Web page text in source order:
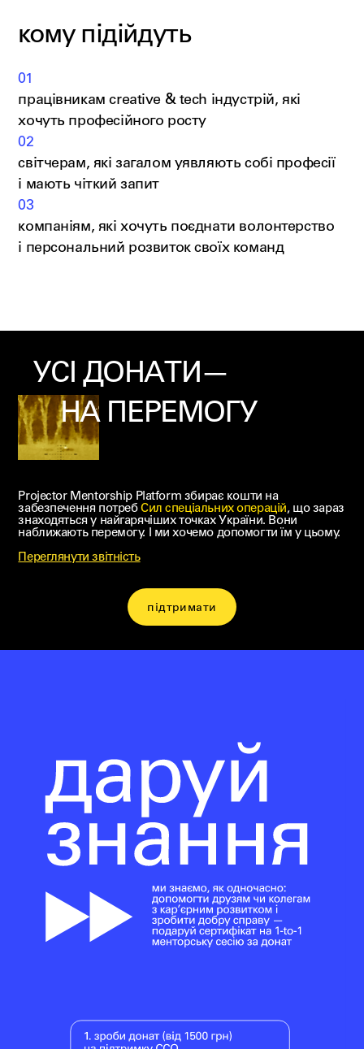
кому підійдуть
01
працівникам creative & tech індустрій, які
хочуть професійного росту
02
світчерам, які загалом уявляють собі професії
і мають чіткий запит
03
компаніям, які хочуть поєднати волонтерство
і персональний розвиток своїх команд
УСІ ДОНАТИ—
НА ПЕРЕМОГУ
Projector Mentorship Platform збирає кошти на
забезпечення потребCил спеціальних операцій, що зараз
знаходяться у найгарячіших точках України. Вони
наближають перемогу. І ми хочемо допомогти їм у цьому.
Переглянути звітність
підтримати